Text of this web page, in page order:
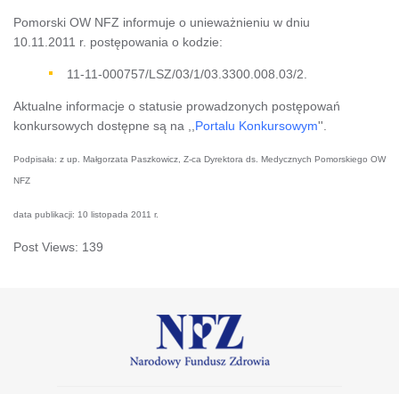
Pomorski OW NFZ informuje o unieważnieniu w dniu
10.11.2011 r. postępowania o kodzie:
11-11-000757/LSZ/03/1/03.3300.008.03/2.
Aktualne informacje o statusie prowadzonych postępowań
konkursowych dostępne są na ,, Portalu Konkursowym''.
Podpisała: z up. Małgorzata Paszkowicz, Z-ca Dyrektora ds. Medycznych Pomorskiego OW
NFZ
data publikacji: 10 listopada 2011 r.
Post Views: 139